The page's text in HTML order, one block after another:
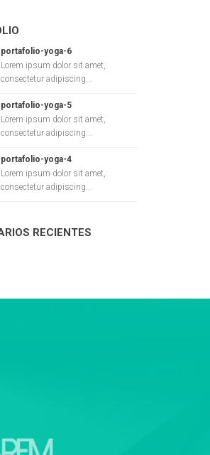
portafolio-yoga-6
Lorem ipsum dolor sit amet,
consectetur adipiscing...
portafolio-yoga-5
Lorem ipsum dolor sit amet,
consectetur adipiscing...
portafolio-yoga-4
Lorem ipsum dolor sit amet,
consectetur adipiscing...
RECIENTES